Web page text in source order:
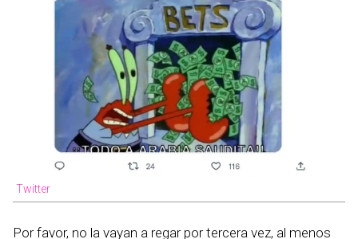
Twitter
Por favor, no la vayan a regar por tercera vez, al menos